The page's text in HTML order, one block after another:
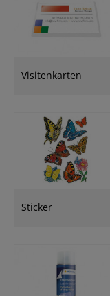
Visitenkarten
Sticker